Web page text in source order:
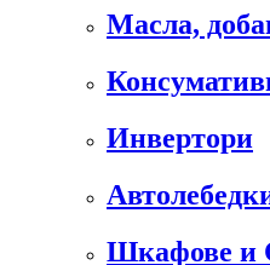
Масла,
Инвертори
Шкафове и